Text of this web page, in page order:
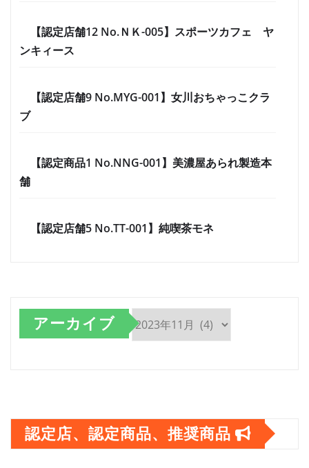
【認定店舗12 No.ＮＫ-005】スポーツカフェ ヤ
ンキィース
【認定店舗9 No.MYG-001】女川おちゃっこクラ
ブ
【認定商品1 No.NNG-001】美濃屋あられ製造本
舗
【認定店舗5 No.TT-001】純喫茶モネ
アーカイブ
イ
ブ
認定店、認定商品、推奨商品